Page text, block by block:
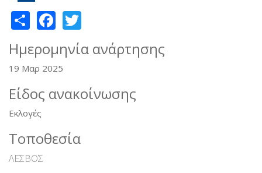
ShareFacebook
Ημερομηνία ανάρτησης
19 Μαρ 2025
Είδος ανακοίνωσης
Εκλογές
Τοποθεσία
ΛΕΣΒΟΣ